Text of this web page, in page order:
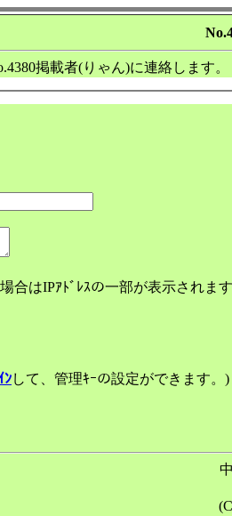
掲載者(りゃん)に連絡します。
合はIPｱﾄﾞﾚｽの一部が表示されま
ﾝして、管理ｷｰの設定ができます。)